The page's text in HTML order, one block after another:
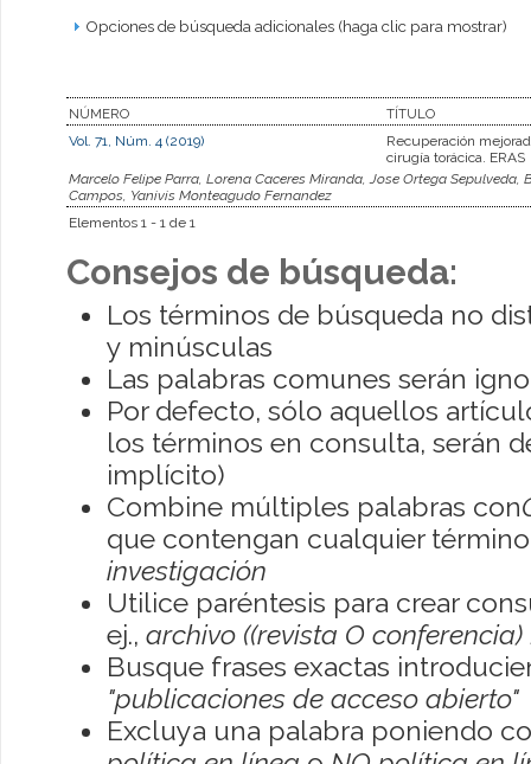
Opciones de búsqueda adicionales (haga clic para mostrar)
NÚMERO
TÍTULO
Vol. 71, Núm. 4 (2019)
Recuperación
cirugía torácica. ERAS
Marcelo Felipe Parra, Lorena Caceres Miranda, Jose Ortega
Campos, Yanivis Monteagudo Fernandez
Elementos 1 - 1 de 1
Consejos de búsqueda:
Los términos de búsqueda no
y minúsculas
Las palabras comunes serán
Por defecto, sólo aquellos
los términos en consulta, serán
implícito)
Combine múltiples palabras con
que contengan cualquier
investigación
Utilice paréntesis para crear
ej., archivo ((revista O conferencia)
Busque frases exactas
"publicaciones de acceso abierto"
Excluya una palabra poniendo